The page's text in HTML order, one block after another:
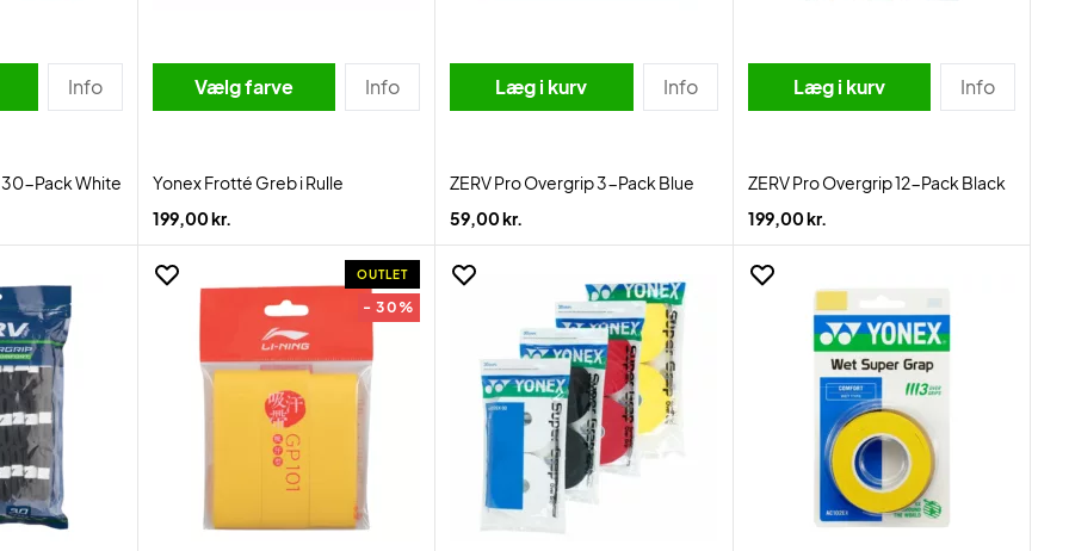
Info
30-Pack White
Vælg farve Info
Yonex Frotté Greb i Rulle
199,00 kr.
Læg i kurv Info
ZERV Pro Overgrip 3-Pack Blue
59,00 kr.
Læg i kurv Info
ZERV Pro Overgrip 12-Pack Black
199,00 kr.
OUTLET
- 30%